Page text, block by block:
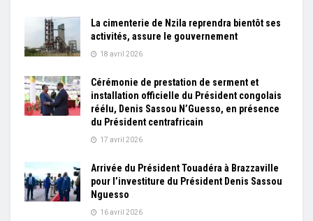
La cimenterie de Nzila reprendra bientôt ses
activités, assure le gouvernement
18 avril 2026
Cérémonie de prestation de serment et
installation officielle du Président congolais
réélu, Denis Sassou N’Guesso, en présence
du Président centrafricain
17 avril 2026
Arrivée du Président Touadéra à Brazzaville
pour l’investiture du Président Denis Sassou
Nguesso
16 avril 2026